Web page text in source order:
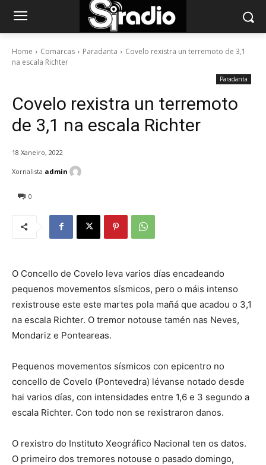
Home Comarcas Paradanta
Covelo rexistra un terremoto de 3,1
na escala Richter
Paradanta
Covelo rexistra un terremoto
de 3,1 na escala Richter
18 Xaneiro, 2022
0
Xornalista admin
O Concello de Covelo leva varios días encadeando
pequenos movementos sísmicos, pero o máis intenso
rexistrouse este este martes pola mañá que acadou o 3,1
na escala Richter. O tremor notouse tamén nas Neves,
Mondariz e Ponteareas.
Pequenos movementos sísmicos con epicentro no
concello de Covelo (Pontevedra) lévanse notado desde
hai varios días, con intensidades entre 1,6 e 3 segundo a
escala Richter. Con todo non se rexistraron danos.
O rexistro do Instituto Xeográfico Nacional ten os datos.
O primeiro dos tremores notouse o pasado domingo,